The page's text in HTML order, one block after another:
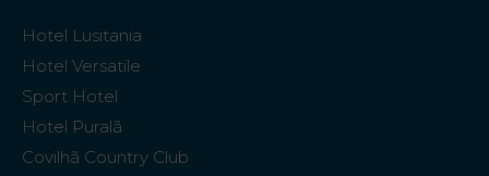
Hotel Lusitania
Hotel Versatile
Sport Hotel
Hotel Puralã
Covilhã Country Club